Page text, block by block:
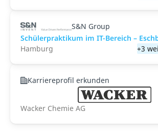
S&N Group
Schülerpraktikum im IT-Bereich –
Hamburg
+3
Karriereprofil erkunden
Wacker Chemie AG